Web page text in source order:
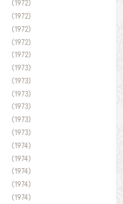
(1972)
(1972)
(1972)
(1972)
(1972)
(1973)
(1973)
(1973)
(1973)
(1973)
(1973)
(1974)
(1974)
(1974)
(1974)
(1974)